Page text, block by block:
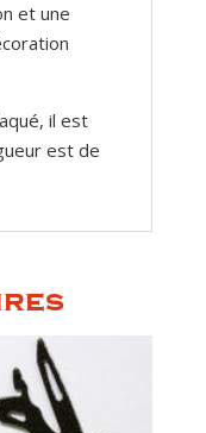
et une
il est
est de